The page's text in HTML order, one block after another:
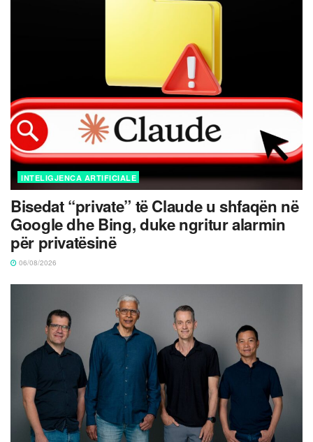
INTELIGJENCA ARTIFICIALE
Bisedat “private” të Claude u shfaqën në
Google dhe Bing, duke ngritur alarmin
për privatësinë
06/08/2026